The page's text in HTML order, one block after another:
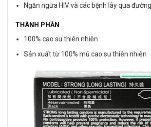
Ngăn ngừa HIV và các bệnh lây qua
THÀNH PHẦN
100% cao su thiên nhiên
Sản xuất từ 100% mủ cao su thiên nhiên